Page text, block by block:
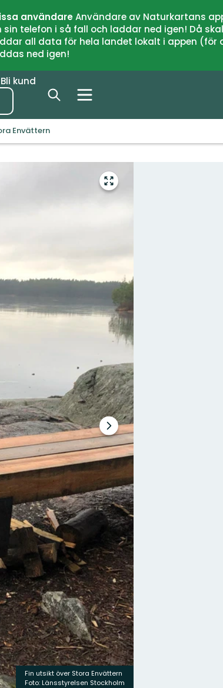
användareAnvändare av Naturkartans
telefon i så fall och laddar ned igen! Då
all data för hela landet lokalt i appen
ned igen!
Bli kund
Envättern
Gå
till
Nästa
bildspel
Fin utsikt över Stora Envättern
Foto: Länsstyrelsen Stockholm